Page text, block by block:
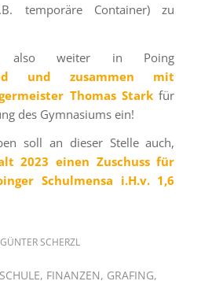
temporäre Container) zu
also weiter in Poing
und zusammen mit
Thomas Stark für
des Gymnasiums ein!
soll an dieser Stelle auch,
2023 einen Zuschuss für
Schulmensa i.H.v. 1,6
GÜNTER SCHERZL
, FINANZEN, GRAFING,